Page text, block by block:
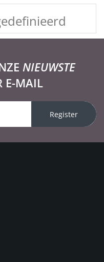
NIEUWSTE
E-MAIL
Register